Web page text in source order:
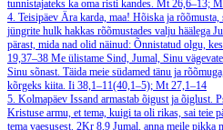
tunnistajateks ka oma risti kandes. Mt 26,6–13;
4. Teisipäev Ära karda, maa! Hõiska ja rõõmusta,
jüngrite hulk hakkas rõõmustades valju häälega
pärast, mida nad olid näinud: Õnnistatud olgu,
19,37–38 Me ülistame Sind, Jumal, Sinu
Sinu sõnast. Täida meie südamed tänu ja
kõrgeks kiita. Ii 38,1–11(40,1–5); Mt 27,1–14
5. Kolmapäev Issand armastab õigust ja õiglust.
Kristuse armu, et tema, kuigi ta oli rikas, sai teie
tema vaesusest. 2Kr 8,9 Jumal, anna meile pikka